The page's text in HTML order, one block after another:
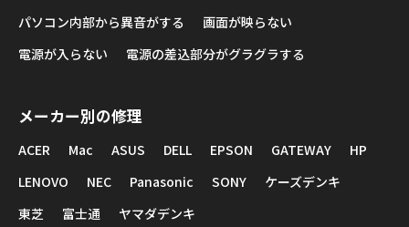
パソコン内部から異音がする
画面が映らない
電源が入らない
電源の差込部分がグラグラする
メーカー別の修理
ACER Mac ASUS DELL EPSON GATEWAY
HP
LENOVO
NEC Panasonic SONY
ケーズデンキ
東芝
富士通 ヤマダデンキ